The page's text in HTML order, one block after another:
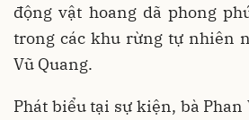
động vật hoang dã phong
trong các khu rừng tự nhiên
Vũ Quang.
Phát biểu tại sự kiện, bà Phan